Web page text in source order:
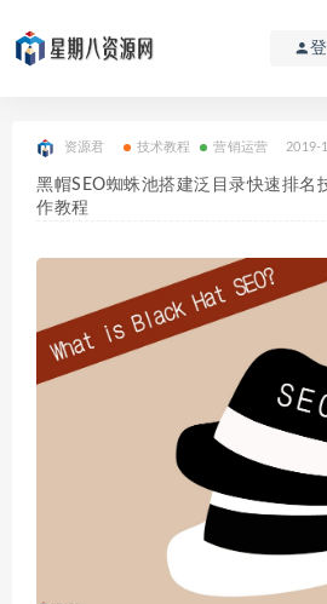
资源君 技术教程 营销运营 2019-
黑帽SEO蜘蛛池搭建泛目录快速排名
作教程